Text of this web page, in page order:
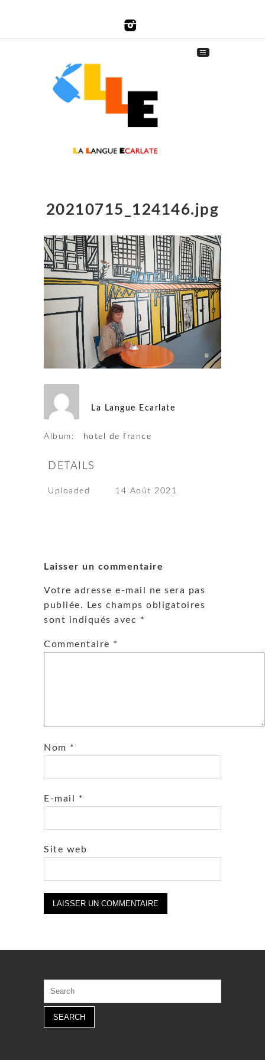
20210715_124146.jpg
La Langue Ecarlate
Album: hotel de france
DETAILS
Uploaded 14 Août 2021
Laisser un commentaire
Votre adresse e-mail ne sera pas
publiée.
Les champs obligatoires
sont indiqués avec *
Commentaire *
Nom *
E-mail *
Site web
for: